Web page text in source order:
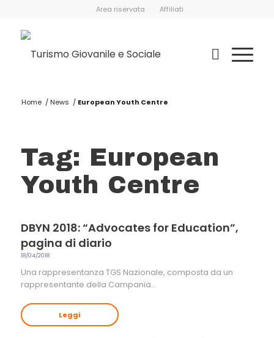
Area riservata Affiliati
Home / News / European Youth Centre
Tag: European
Youth Centre
DBYN 2018: “Advocates for Education”,
pagina di diario
18/04/2018
Una rappresentanza TGS Nazionale, composta da un
rappresentante della Campania…
Leggi